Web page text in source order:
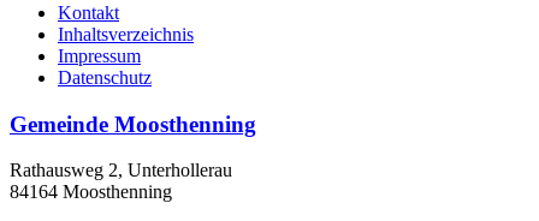
Kontakt
Inhaltsverzeichnis
Impressum
Datenschutz
Gemeinde Moosthenning
Rathausweg 2, Unterhollerau
84164 Moosthenning